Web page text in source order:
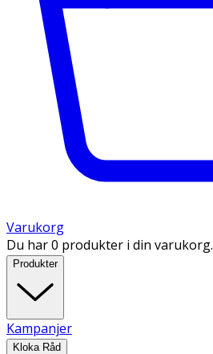
Varukorg
Du har 0 produkter i din varukorg.
Produkter
Kampanjer
Kloka Råd